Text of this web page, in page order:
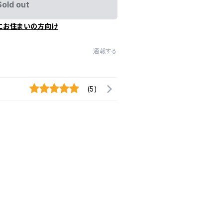
out
お住まいの方向け
通報する
(5)